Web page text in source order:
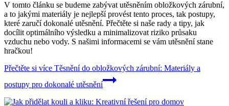
V tomto článku se budeme zabývat utěsněním obložkových zárubní,
a to jakými materiály je nejlepší provést tento proces, tak postupy,
které zaručí dokonalé utěsnění. Přečtěte si naše rady a tipy, jak
docílit optimálního výsledku a minimalizovat riziko průsaku
vzduchu nebo vody. S našimi informacemi se vám utěsnění stane
hračkou!
Přečtěte si více Těsnění do obložkových zárubní: Materiály a
postupy pro dokonalé utěsnění